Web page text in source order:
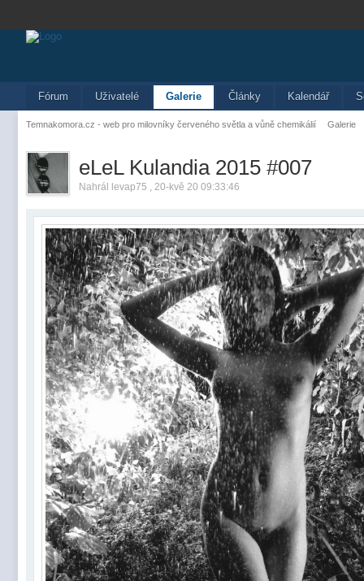
Fórum Uživatelé Galerie Články Kalendář
Temnakomora.cz - web pro milovníky červeného světla a vůně chemikálií Galerie
eLeL Kulandia 2015 #007
Nahrál levap75 , 20-kvě 20 09:33:46